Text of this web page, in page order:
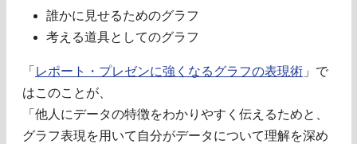
誰かに見せるためのグラフ
考える道具としてのグラフ
「 レポート・プレゼンに強くなるグラフの表現術 」で
はこのことが、
「他人にデータの特徴をわかりやすく伝えるためと、
グラフ表現を用いて自分がデータについて理解を深め